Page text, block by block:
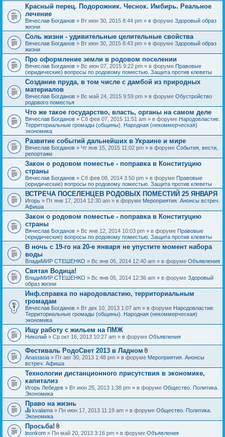
Красный перец. Подорожник. Чеснок. Имбирь. Реальное
лечение
Вячеслав Богданов » Вт июн 30, 2015 8:44 pm » в форуме Здоровый образ
жизни
Соль жизни - удивительные целительные свойства
Вячеслав Богданов » Вт июн 30, 2015 8:43 pm » в форуме Здоровый образ
жизни
Про оформление земли в родовом поселении
Вячеслав Богданов » Вс июн 07, 2015 9:22 pm » в форуме Правовые
(юридические) вопросы по родовому поместью. Защита против клеветы
Создание пруда, в том числе с дамбой из природных
материалов
Вячеслав Богданов » Вс май 24, 2015 9:59 pm » в форуме Обустройство
родового поместья
Что же такое государство, власть, органы на самом деле
Вячеслав Богданов » Сб фев 07, 2015 11:51 am » в форуме Народовластие.
Территориальные громады (общины). Народная (некоммерческая)
экономика
Развитие событий дальнейших в Украине и мире
Вячеслав Богданов » Чт янв 15, 2015 11:02 pm » в форуме События, вести,
репортажи
Закон о родовом поместье - поправка в Конституцию
страны
Вячеслав Богданов » Сб фев 08, 2014 3:50 pm » в форуме Правовые
(юридические) вопросы по родовому поместью. Защита против клеветы
ВСТРЕЧА ПОСЕЛЕНЦЕВ РОДОВЫХ ПОМЕСТИЙ 25 ЯНВАРЯ
Игорь » Пт янв 17, 2014 12:30 am » в форуме Мероприятия. Анонсы встреч.
Афиша
Закон о родовом поместье - поправка в Конституцию
страны
Вячеслав Богданов » Вс янв 12, 2014 10:03 pm » в форуме Правовые
(юридические) вопросы по родовому поместью. Защита против клеветы
В ночь с 19-го на 20-е января не упустите момент набора
воды
ВладиМИР СТЕШЕНКО » Вс янв 05, 2014 12:40 am » в форуме Объявления
Святая Водица!
ВладиМИР СТЕШЕНКО » Вс янв 05, 2014 12:36 am » в форуме Здоровый
образ жизни
Инф.справка по народовластию, территориальным
громадам
Вячеслав Богданов » Вт дек 10, 2013 1:07 am » в форуме Народовластие.
Территориальные громады (общины). Народная (некоммерческая)
экономика
Ищу работу с жильем на ПМЖ
Николай » Ср окт 16, 2013 10:27 am » в форуме Объявления
Фестиваль РодоСвет 2013 в Ладном
В
о
ж
н
и
я
Anastasia » Пт авг 30, 2013 1:48 pm » в форуме Мероприятия. Анонсы
встреч. Афиша
Технологии дистанционного присутствия в экономике,
капитализ
Игорь Лебедев » Вт июн 25, 2013 1:38 pm » в форуме Общество. Политика.
Экономика
Право на жизнь
Д
а
н
н
kvalama » Пн июн 17, 2013 11:19 am » в форуме Общество. Политика.
Экономика
Просьба!
В
leonkom » Пн май 20, 2013 3:16 pm » в форуме Объявления